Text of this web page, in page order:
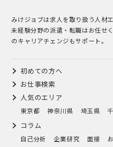
みけジョブは求人を取り扱う人材
未経験分野の派遣・転職はお任せ
のキャリアチェンジもサポート。
初めての方へ
お仕事検索
人気のエリア
東京都 神奈川県 埼玉県
コラム
自己分析 企業研究 面接